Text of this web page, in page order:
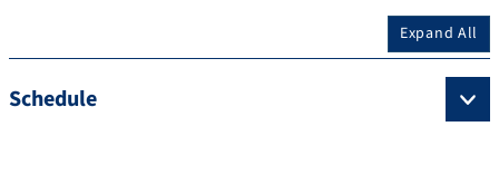
Expand All
Schedule